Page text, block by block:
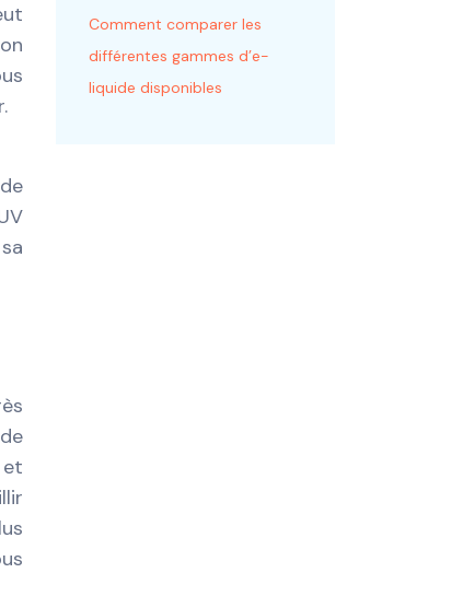
Comment comparer les
différentes gammes d’e-
liquide disponibles